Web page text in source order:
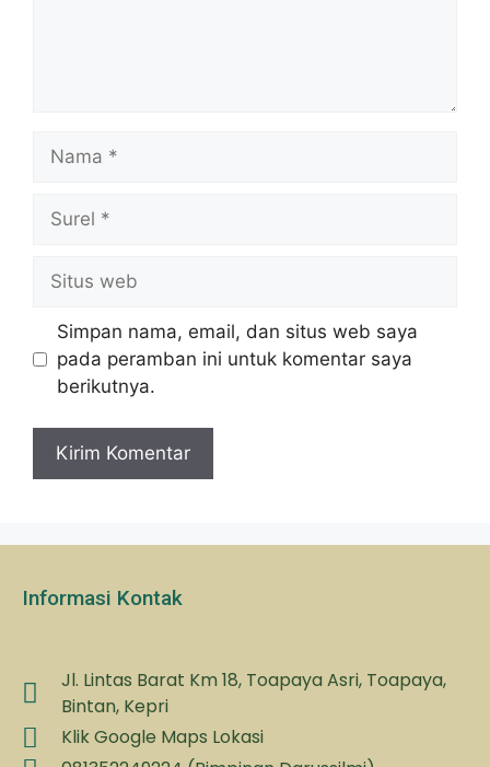
Simpan nama, email, dan situs web saya
pada peramban ini untuk komentar saya
berikutnya.
Informasi Kontak
Jl. Lintas Barat Km 18, Toapaya Asri, Toapaya,
Bintan, Kepri
Klik Google Maps Lokasi